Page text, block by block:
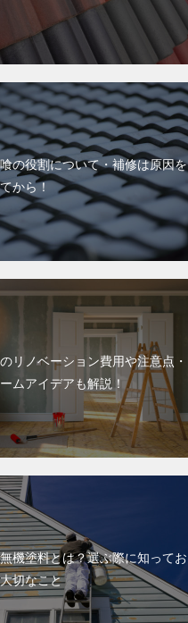
の役割について・補修は原因を
から！
リノベーション費用や注意点・
ムアイデアも解説！
機塗料とは？選ぶ際に知ってお
切なこと